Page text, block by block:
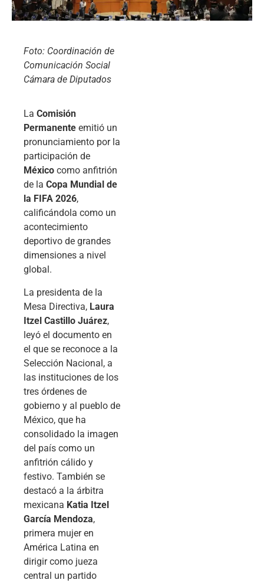
Foto: Coordinación de
Comunicación Social
Cámara de Diputados
La Comisión
Permanente emitió un
pronunciamiento por la
participación de
México como anfitrión
de la Copa Mundial de
la FIFA 2026,
calificándola como un
acontecimiento
deportivo de grandes
dimensiones a nivel
global.
La presidenta de la
Mesa Directiva, Laura
Itzel Castillo Juárez,
leyó el documento en
el que se reconoce a la
Selección Nacional, a
las instituciones de los
tres órdenes de
gobierno y al pueblo de
México, que ha
consolidado la imagen
del país como un
anfitrión cálido y
festivo. También se
destacó a la árbitra
mexicana Katia Itzel
García Mendoza,
primera mujer en
América Latina en
dirigir como jueza
central un partido